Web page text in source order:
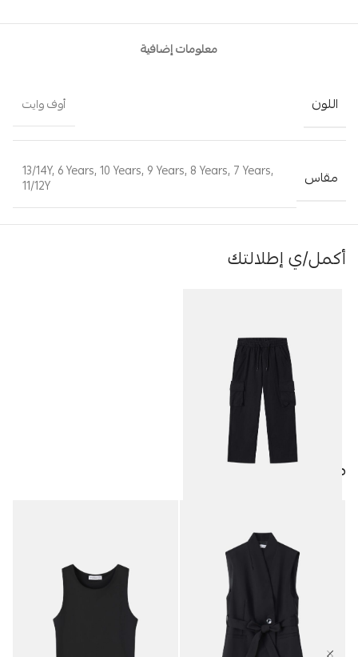
معلومات إضافية
اللون أوف وايت
مقاس 13/14Y, 6 Years, 10 Years, 9 Years, 8 Years, 7 Years,
11/12Y
أكمل/ي إطلالتك
منتجات مميزة